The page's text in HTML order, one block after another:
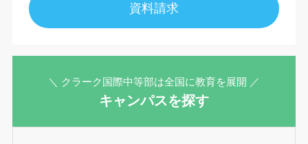
資料請求
＼ クラーク国際中等部は全国に教育を展開 ／
キャンパスを探す